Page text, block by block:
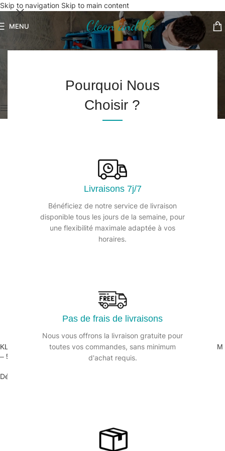
Pourquoi Nous
Choisir ?
Livraisons 7j/7
Bénéficiez de notre service de livraison
disponible tous les jours de la semaine, pour
une flexibilité maximale adaptée à vos
horaires.
Pas de frais de livraisons
Nous vous offrons la livraison gratuite pour
toutes vos commandes, sans minimum
d'achat requis.
Skip to navigation Skip to main content
MENU
KLEAN’3D PAE Détergent dégraissant désinfectant DAILYK PREMIUM
– 5L
Dégraissant désinfectant